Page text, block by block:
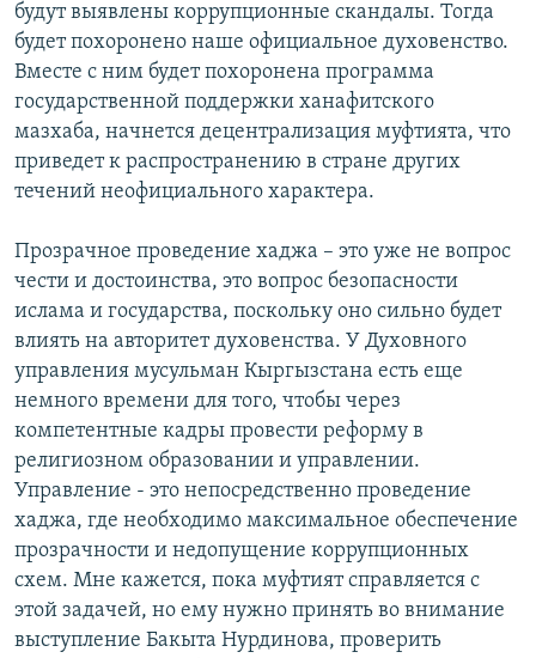
будут выявлены коррупционные скандалы. Тогда
будет похоронено наше официальное духовенство.
Вместе с ним будет похоронена программа
государственной поддержки ханафитского
мазхаба, начнется децентрализация муфтията, что
приведет к распространению в стране других
течений неофициального характера.
Прозрачное проведение хаджа – это уже не вопрос
чести и достоинства, это вопрос безопасности
ислама и государства, поскольку оно сильно будет
влиять на авторитет духовенства. У Духовного
управления мусульман Кыргызстана есть еще
немного времени для того, чтобы через
компетентные кадры провести реформу в
религиозном образовании и управлении.
Управление - это непосредственно проведение
хаджа, где необходимо максимальное обеспечение
прозрачности и недопущение коррупционных
схем. Мне кажется, пока муфтият справляется с
этой задачей, но ему нужно принять во внимание
выступление Бакыта Нурдинова, проверить